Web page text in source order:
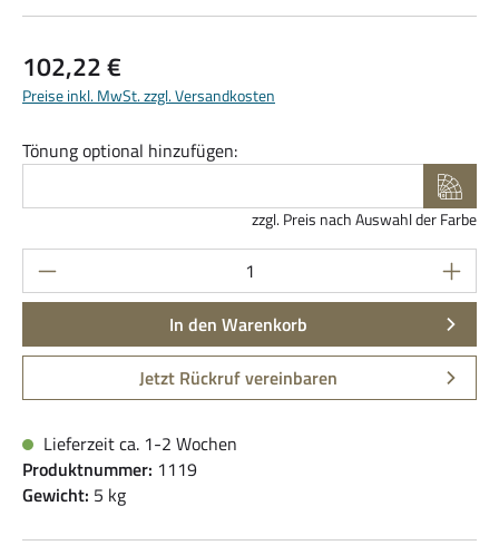
Regulärer Preis:
102,22 €
Preise inkl. MwSt. zzgl. Versandkosten
Tönung optional hinzufügen:
zzgl. Preis nach Auswahl der Farbe
Produkt Anzahl: Gib den gewünschten
In den Warenkorb
Jetzt Rückruf vereinbaren
Lieferzeit ca. 1-2 Wochen
Produktnummer: 1119
Gewicht: 5 kg